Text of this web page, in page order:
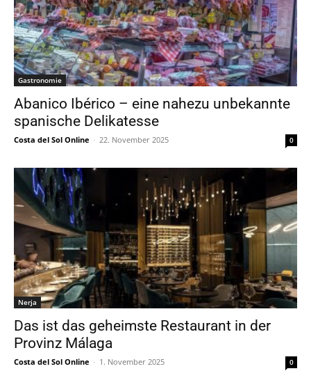
Gastronomie
Abanico Ibérico – eine nahezu unbekannte
spanische Delikatesse
Costa del Sol Online - 22. November 2025 0
Nerja
Das ist das geheimste Restaurant in der
Provinz Málaga
Costa del Sol Online - 1. November 2025 0